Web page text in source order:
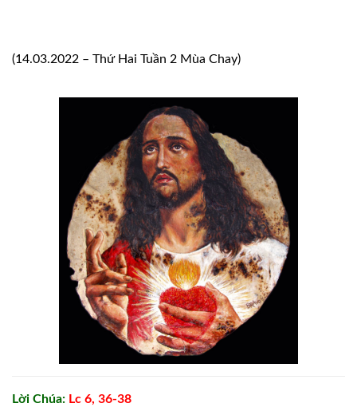
(14.03.2022 – Thứ Hai Tuần 2 Mùa Chay)
Lời Chúa: Lc 6, 36-38